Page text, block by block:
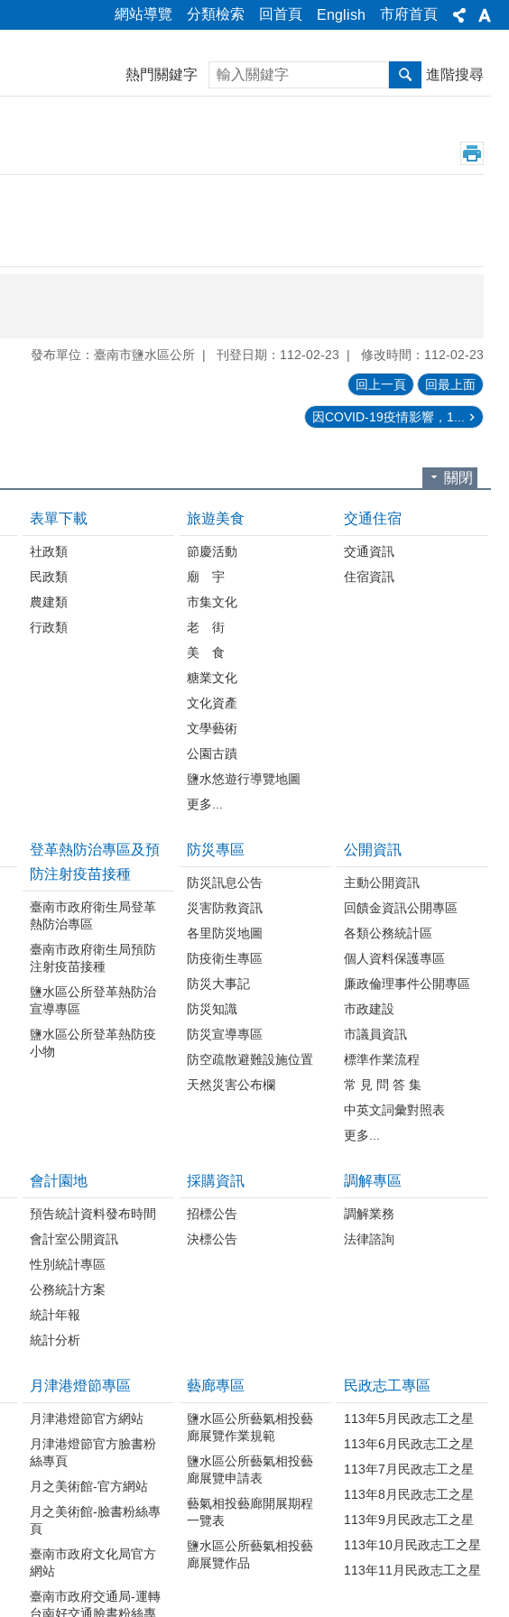
網站導覽 分類檢索 回首頁 English 市府首頁
熱門關鍵字 搜尋 進階搜尋
發布單位：臺南市鹽水區公所 刊登日期：112-02-23 修改時間：112-02-23
回上一頁 回最上面
因COVID-19疫情影響，1...
關閉
表單下載
社政類
民政類
農建類
行政類
旅遊美食
節慶活動
廟 宇
市集文化
老 街
美 食
糖業文化
文化資產
文學藝術
公園古蹟
鹽水悠遊行導覽地圖
更多...
交通住宿
交通資訊
住宿資訊
登革熱防治專區及預
防注射疫苗接種
臺南市政府衛生局登革
熱防治專區
臺南市政府衛生局預防
注射疫苗接種
鹽水區公所登革熱防治
宣導專區
鹽水區公所登革熱防疫
小物
防災專區
防災訊息公告
災害防救資訊
各里防災地圖
防疫衛生專區
防災大事記
防災知識
防災宣導專區
防空疏散避難設施位置
天然災害公布欄
公開資訊
主動公開資訊
回饋金資訊公開專區
各類公務統計區
個人資料保護專區
廉政倫理事件公開專區
市政建設
市議員資訊
標準作業流程
常 見 問 答 集
中英文詞彙對照表
更多...
會計園地
預告統計資料發布時間
會計室公開資訊
性別統計專區
公務統計方案
統計年報
統計分析
採購資訊
招標公告
決標公告
調解專區
調解業務
法律諮詢
月津港燈節專區
月津港燈節官方網站
月津港燈節官方臉書粉
絲專頁
月之美術館-官方網站
月之美術館-臉書粉絲專
頁
臺南市政府文化局官方
網站
臺南市政府交通局-運轉
台南好交通臉書粉絲專
藝廊專區
鹽水區公所藝氣相投藝
廊展覽作業規範
鹽水區公所藝氣相投藝
廊展覽申請表
藝氣相投藝廊開展期程
一覽表
鹽水區公所藝氣相投藝
廊展覽作品
民政志工專區
113年5月民政志工之星
113年6月民政志工之星
113年7月民政志工之星
113年8月民政志工之星
113年9月民政志工之星
113年10月民政志工之星
113年11月民政志工之星